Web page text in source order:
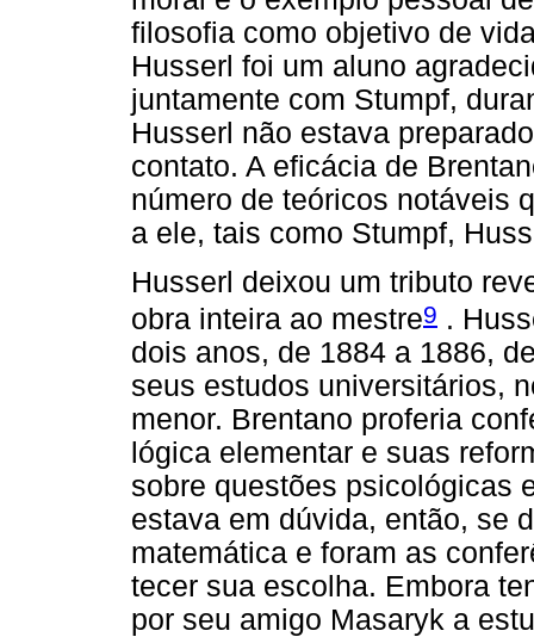
filosofia como objetivo de
Husserl foi um aluno
juntamente com Stumpf,
Husserl não estava
contato. A eficácia de
número de teóricos notáveis
a ele, tais como Stumpf,
Husserl deixou um tributo
obra inteira ao mestre9 .
dois anos, de 1884 a 1886,
seus estudos universitários,
menor. Brentano proferia
lógica elementar e suas
sobre questões psicológicas
estava em dúvida, então, se
matemática e foram as
tecer sua escolha. Embora
por seu amigo Masaryk a